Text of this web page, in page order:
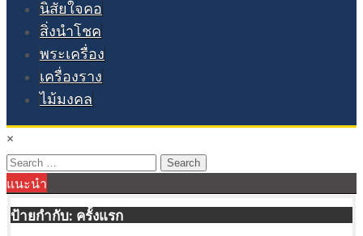
นิสัยใจคอ
สิ่งนำโชค
พระเครื่อง
เครื่องราง
ไม้มงคล
×
Search
for:
แนะนำ
ป้ายกำกับ: ครั้งแรก